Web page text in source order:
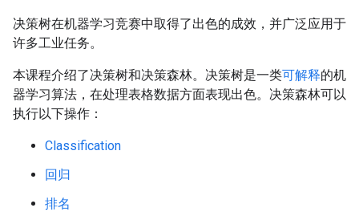
决策树在机器学习竞赛中取得了出色的成效，并广泛应用于
许多工业任务。
本课程介绍了决策树和决策森林。决策树是一类可解释的机
器学习算法，在处理表格数据方面表现出色。决策森林可以
执行以下操作：
Classification
回归
排名